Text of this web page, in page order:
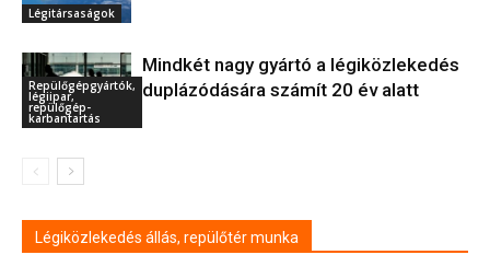
Légitársaságok
Repülőgépgyártók,
légiipar,
repülőgép-
karbantartás
Mindkét nagy gyártó a légiközlekedés
duplázódására számít 20 év alatt
Légiközlekedés állás, repülőtér munka